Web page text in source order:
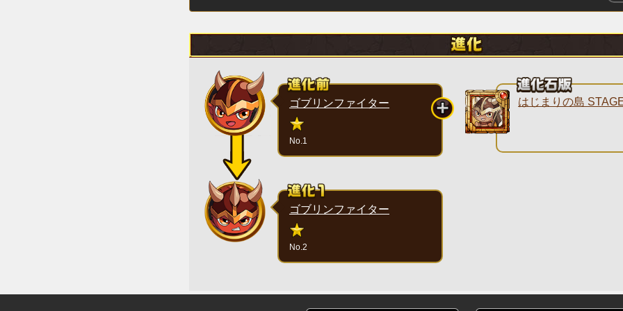
ゴブリンファイター
No.1
はじまりの島
ゴブリンファイター
No.2